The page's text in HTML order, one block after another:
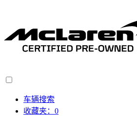
车辆搜索
收藏夹： 0